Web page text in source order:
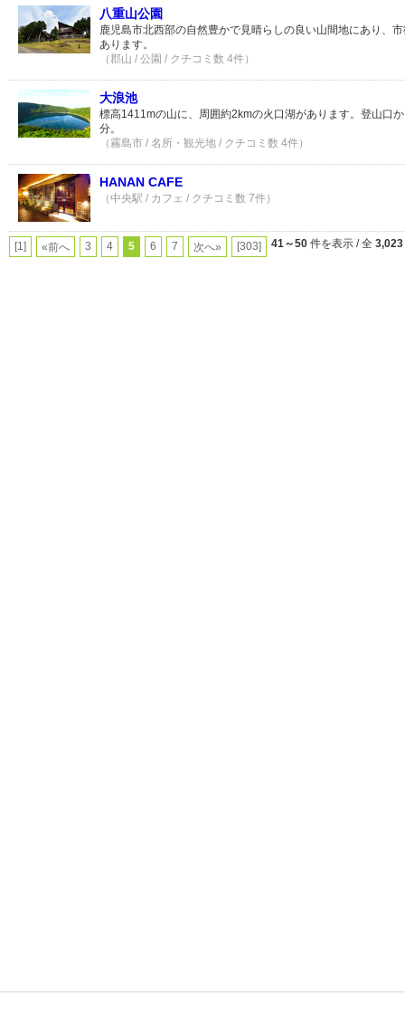
八重山公園
鹿児島市北西部の自然豊かで見晴らしの良い山間地にあり、
あります。
（郡山 / 公園 / クチコミ数 4件）
大浪池
標高1411mの山に、周囲約2kmの火口湖があります。登山口
分。
（霧島市 / 名所・観光地 / クチコミ数 4件）
HANAN CAFE
（中央駅 / カフェ / クチコミ数 7件）
[1] «前へ 3 4 5 6 7 次へ» [303] 41～50 件を表示 / 全 3,023